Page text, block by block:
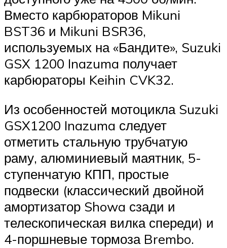
Вместо карбюраторов Mikuni
BST36 и Mikuni BSR36,
используемых на «Бандите», Suzuki
GSX 1200 Inazuma получает
карбюраторы Keihin CVK32.
Из особенностей мотоцикла Suzuki
GSX1200 Inazuma следует
отметить стальную трубчатую
раму, алюминиевый маятник, 5-
ступенчатую КПП, простые
подвески (классический двойной
амортизатор Showa сзади и
телескопическая вилка спереди) и
4-поршневые тормоза Brembo.